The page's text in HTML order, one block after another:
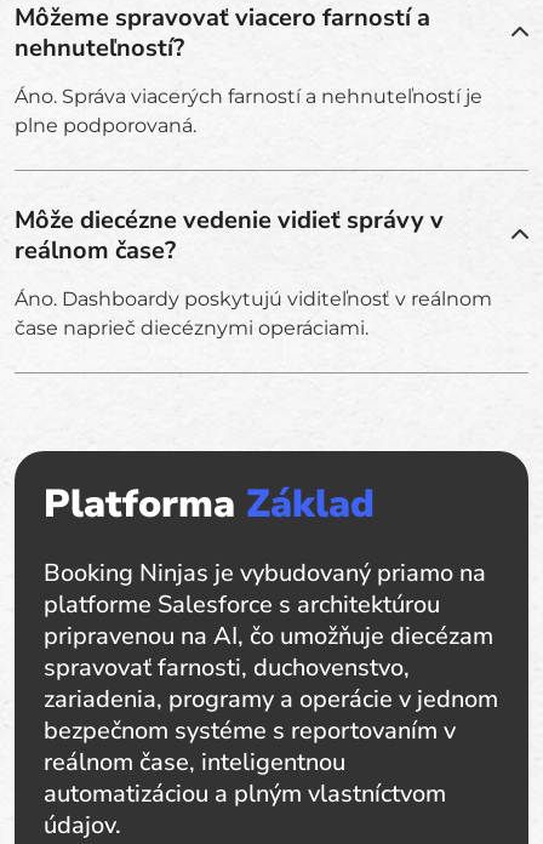
Môžeme spravovať viacero farností a
nehnuteľností?
Áno. Správa viacerých farností a nehnuteľností je
plne podporovaná.
Môže diecézne vedenie vidieť správy v
reálnom čase?
Áno. Dashboardy poskytujú viditeľnosť v reálnom
čase naprieč diecéznymi operáciami.
Platforma Základ
Booking Ninjas je vybudovaný priamo na
platforme Salesforce s architektúrou
pripravenou na AI, čo umožňuje diecézam
spravovať farnosti, duchovenstvo,
zariadenia, programy a operácie v jednom
bezpečnom systéme s reportovaním v
reálnom čase, inteligentnou
automatizáciou a plným vlastníctvom
údajov.